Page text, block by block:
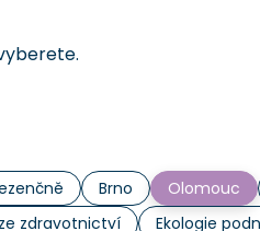
Brno Olomouc
zdravotnictví Ekologie